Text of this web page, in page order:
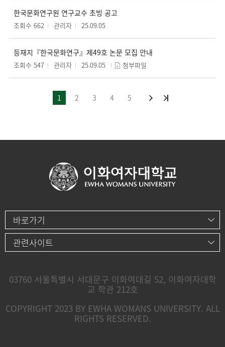
한국문화연구원 연구교수 초빙 공고
조회수 662 관리자 25.09.05
등재지『한국문화연구』제49호 논문 모집 안내
조회수 547 관리자 25.09.05 첨부파일
1 2 3 4 5
바로가기
관련사이트
03760 서울특별시 서대문구 이화여대길 52, 이화여자대학
교 학관 212호
COPYRIGHT 2023 BY EWHA WOMANS UNIVERSITY. ALL
RIGHTS RESERVED.